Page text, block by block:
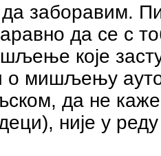
заборавим.
да се с
које
о мишљењу
да не
није у